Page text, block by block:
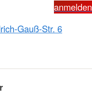
anmelden
Gauß-Str. 6